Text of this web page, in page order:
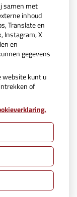
samen met
inhoud
Translate en
Instagram, X
en
gegevens
website kunt u
of